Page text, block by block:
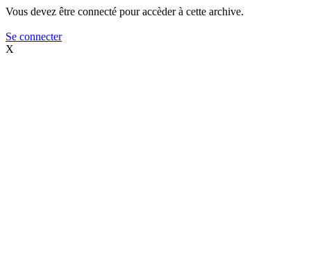
Vous devez être connecté pour accèder à cette archive.
Se connecter
X